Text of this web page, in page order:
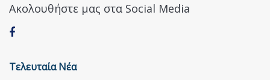
Ακολουθήστε μας στα Social Media
Τελευταία Νέα